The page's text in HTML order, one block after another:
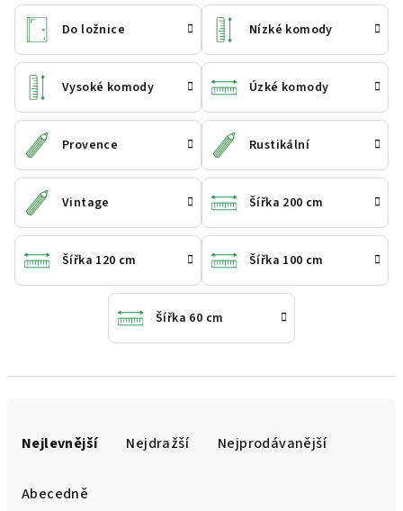
Do ložnice Nízké komody
Vysoké komody Úzké komody
Provence Rustikální
Vintage Šířka 200 cm
Šířka 120 cm Šířka 100 cm
Šířka 60 cm
Nejlevnější Nejdražší Nejprodávanější
Abecedně